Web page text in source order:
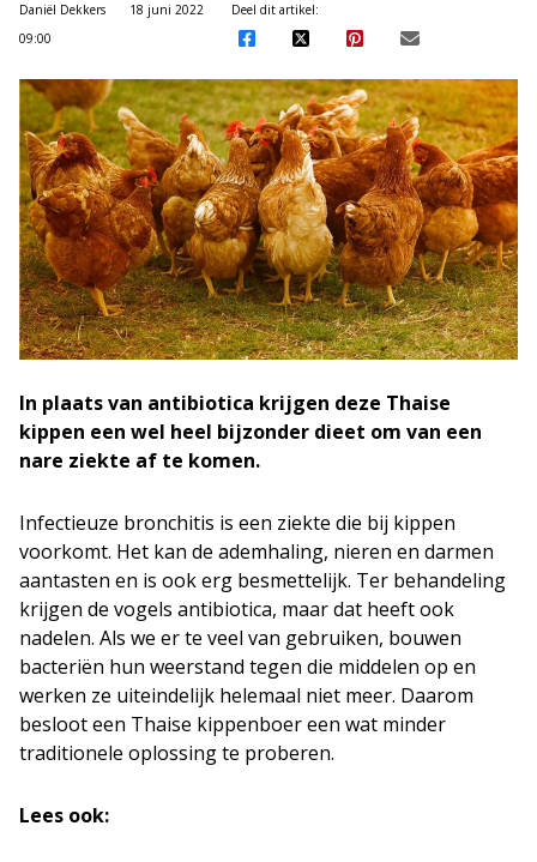
Daniël Dekkers
18 juni 2022
09:00
Deel dit artikel:
In plaats van antibiotica krijgen deze Thaise
kippen een wel heel bijzonder dieet om van een
nare ziekte af te komen.
Infectieuze bronchitis is een ziekte die bij kippen
voorkomt. Het kan de ademhaling, nieren en darmen
aantasten en is ook erg besmettelijk. Ter behandeling
krijgen de vogels antibiotica, maar dat heeft ook
nadelen. Als we er te veel van gebruiken, bouwen
bacteriën hun weerstand tegen die middelen op en
werken ze uiteindelijk helemaal niet meer. Daarom
besloot een Thaise kippenboer een wat minder
traditionele oplossing te proberen.
Lees ook: